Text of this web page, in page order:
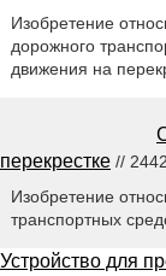
Изобретение
дорожного
движения на
перекрестке //
Изобретение
транспортных
Устройство для